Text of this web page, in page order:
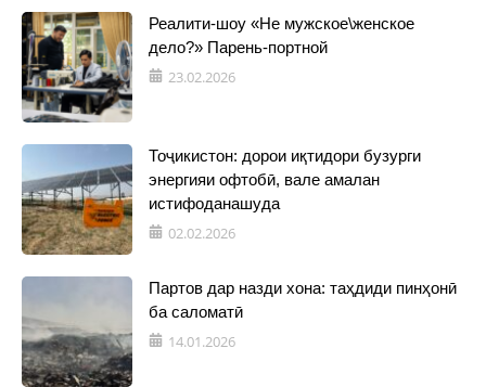
Реалити-шоу «Не мужское\женское
дело?» Парень-портной
23.02.2026
Тоҷикистон: дорои иқтидори бузурги
энергияи офтобӣ, вале амалан
истифоданашуда
02.02.2026
Партов дар назди хона: таҳдиди пинҳонӣ
ба саломатӣ
14.01.2026